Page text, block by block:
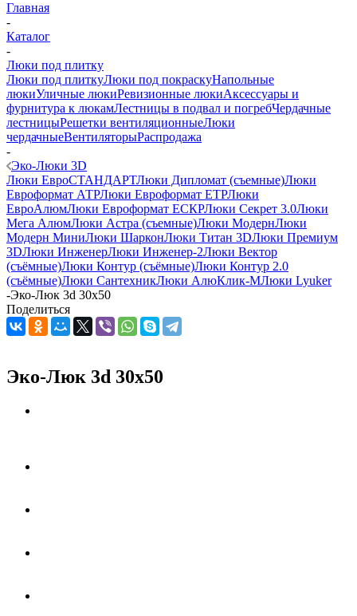
Главная
-
Каталог
-
Люки под плитку
Люки под плиткуЛюки под покраскуНапольные
люкиУличные люкиРевизионные люкиАксессуары и
фурнитура к люкамЛестницы в подвал и погребЧердачные
лестницыРешетки вентиляционныеЛюки
чердачныеВентиляторыРаспродажа
-
Эко-Люки 3D
Люки ЕвроСТАНДАРТЛюки Дипломат (съемные)Люки
Евроформат АТРЛюки Евроформат ЕТРЛюки
ЕвроАлюмЛюки Евроформат ЕСКРЛюки Секрет 3.0Люки
Мега АлюмЛюки Астра (съемные)Люки МодернЛюки
Модерн МиниЛюки ШарконЛюки Титан 3DЛюки Премиум
3DЛюки ИнженерЛюки Инженер-2Люки Вектор
(съёмные)Люки Контур (съёмные)Люки Контур 2.0
(съёмные)Люки СантехникЛюки АлюКлик-МЛюки Lyuker
-Эко-Люк 3d 30x50
Поделиться
Эко-Люк 3d 30x50